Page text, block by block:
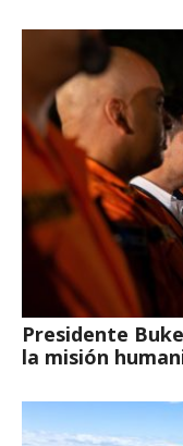
Presidente
la misión